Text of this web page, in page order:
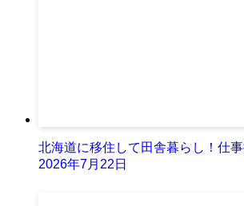
北海道に移住して田舎暮らし！仕
2026年7月22日